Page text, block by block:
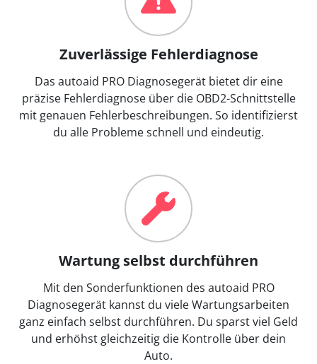
Zuverlässige Fehlerdiagnose
Das autoaid PRO Diagnosegerät bietet dir eine
präzise Fehlerdiagnose über die OBD2-Schnittstelle
mit genauen Fehlerbeschreibungen. So identifizierst
du alle Probleme schnell und eindeutig.
Wartung selbst durchführen
Mit den Sonderfunktionen des autoaid PRO
Diagnosegerät kannst du viele Wartungsarbeiten
ganz einfach selbst durchführen. Du sparst viel Geld
und erhöhst gleichzeitig die Kontrolle über dein
Auto.